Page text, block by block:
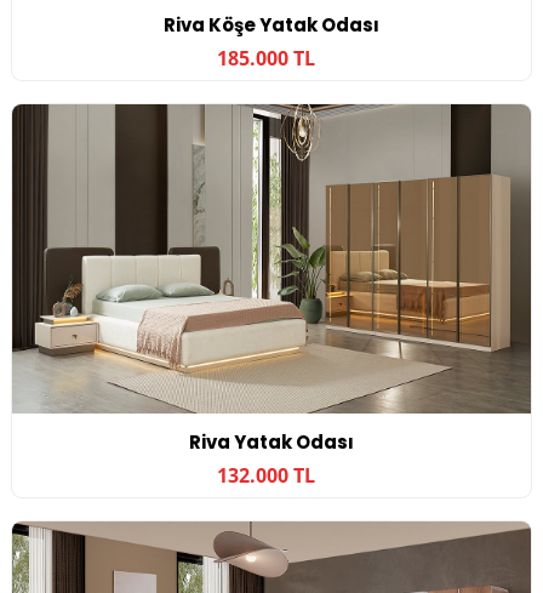
Riva Köşe Yatak Odası
185.000 TL
Riva Yatak Odası
132.000 TL